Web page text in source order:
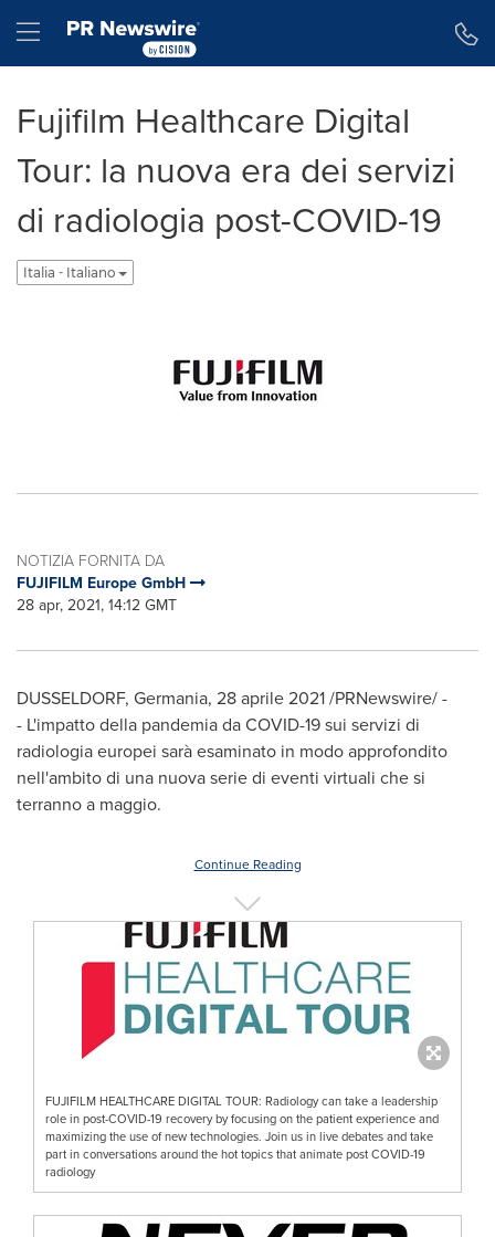
Hamburger menu
Fujifilm Healthcare Digital
Tour: la nuova era dei servizi
di radiologia post-COVID-19
Italia - Italiano
NOTIZIA FORNITA DA
FUJIFILM Europe GmbH
28 apr, 2021, 14:12 GMT
DUSSELDORF, Germania, 28 aprile 2021 /PRNewswire/ -
- L'impatto della pandemia da COVID-19 sui servizi di
radiologia europei sarà esaminato in modo approfondito
nell'ambito di una nuova serie di eventi virtuali che si
terranno a maggio.
Continue Reading
FUJIFILM HEALTHCARE DIGITAL TOUR: Radiology can take a leadership
role in post-COVID-19 recovery by focusing on the patient experience and
maximizing the use of new technologies. Join us in live debates and take
part in conversations around the hot topics that animate post COVID-19
radiology